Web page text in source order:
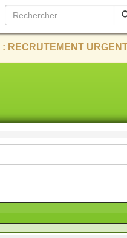
RECRUTEMENT